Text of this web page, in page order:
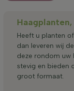
Heeft u planten
dan leveren wij
deze rondom uw
stevig en bieden
groot formaat.